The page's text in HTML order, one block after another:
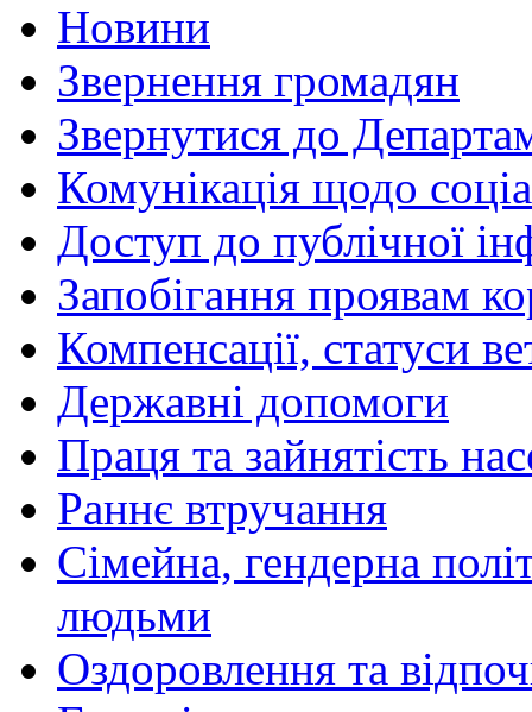
Новини
Звернення громадян
Звернутися до
Комунікація щодо
Доступ до публічної
Запобігання проявам
Компенсації, статуси
Державні допомоги
Праця та зайнятість
Раннє втручання
Сімейна, гендерна
людьми
Оздоровлення та